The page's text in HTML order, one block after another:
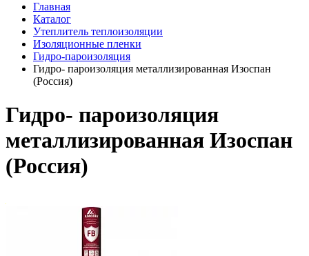
Главная
Каталог
Утеплитель теплоизоляции
Изоляционные пленки
Гидро-пароизоляция
Гидро- пароизоляция металлизированная Изоспан
(Россия)
Гидро- пароизоляция
металлизированная Изоспан
(Россия)